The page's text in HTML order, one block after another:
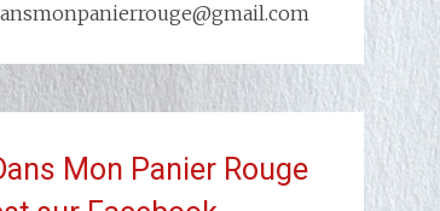
Mon Panier Rouge